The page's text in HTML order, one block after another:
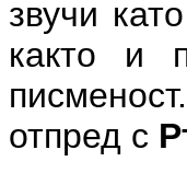
звучи
както и
отпред с